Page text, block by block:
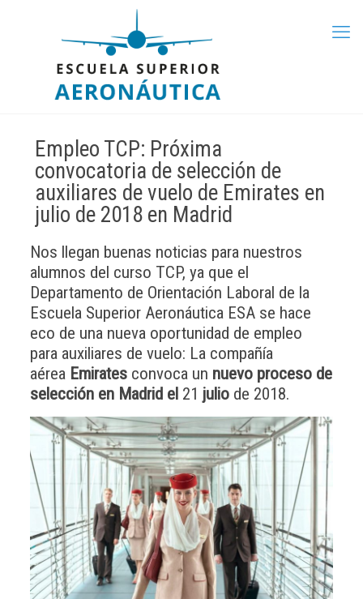
Empleo TCP: Próxima
convocatoria de selección de
auxiliares de vuelo de Emirates en
julio de 2018 en Madrid
Nos llegan buenas noticias para nuestros
alumnos del curso TCP, ya que el
Departamento de Orientación Laboral de la
Escuela Superior Aeronáutica ESA se hace
eco de una nueva oportunidad de empleo
para auxiliares de vuelo: La compañía
aérea Emiratesconvoca un nuevo proceso de
selección en Madrid el 21 juliode 2018.